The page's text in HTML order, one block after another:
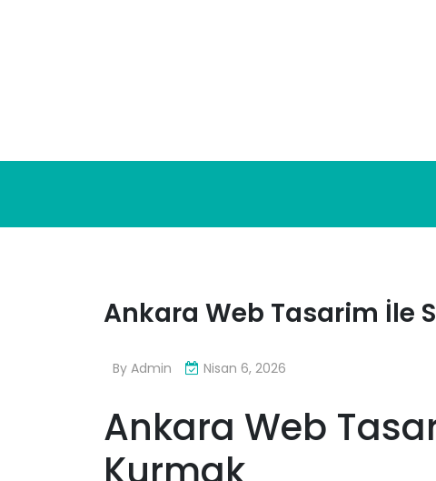
Ankara Web Tasarim İle
By Admin Nisan 6, 2026
Ankara Web